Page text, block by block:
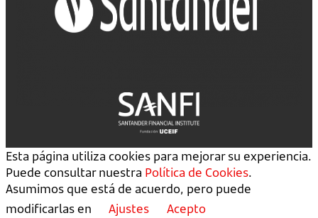
Esta página utiliza cookies para mejorar su experiencia.
Puede consultar nuestra Política de Cookies.
Asumimos que está de acuerdo, pero puede
modificarlas en
Ajustes Acepto